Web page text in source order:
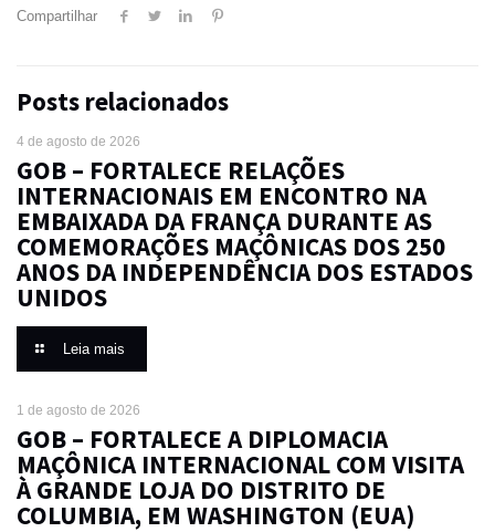
Compartilhar
Posts relacionados
4 de agosto de 2026
GOB – FORTALECE RELAÇÕES
INTERNACIONAIS EM ENCONTRO NA
EMBAIXADA DA FRANÇA DURANTE AS
COMEMORAÇÕES MAÇÔNICAS DOS 250
ANOS DA INDEPENDÊNCIA DOS ESTADOS
UNIDOS
Leia mais
1 de agosto de 2026
GOB – FORTALECE A DIPLOMACIA
MAÇÔNICA INTERNACIONAL COM VISITA
À GRANDE LOJA DO DISTRITO DE
COLUMBIA, EM WASHINGTON (EUA)